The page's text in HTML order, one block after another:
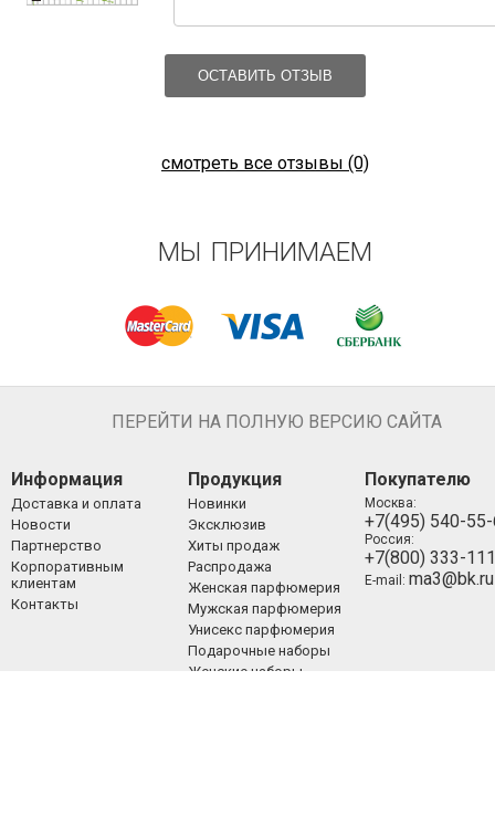
ОСТАВИТЬ ОТЗЫВ
смотреть все отзывы (0)
МЫ ПРИНИМАЕМ
ПЕРЕЙТИ НА ПОЛНУЮ ВЕРСИЮ САЙТА
Информация
Доставка и оплата
Новости
Партнерство
Корпоративным
клиентам
Контакты
Продукция
Новинки
Эксклюзив
Хиты продаж
Распродажа
Женская парфюмерия
Мужская парфюмерия
Унисекс парфюмерия
Подарочные наборы
Женские наборы
Покупателю
Москва:
+7(495) 540-
Россия:
+7(800) 333-
E-mail: ma3@bk.ru